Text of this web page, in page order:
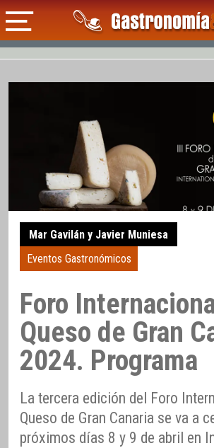
Mar Gavilán y Javier Muniesa
Eventos Gastronómicos
Foro
Queso de Gran
2024. Programa
La tercera edición del Foro
Queso de Gran Canaria se va a
próximos días 8 y 9 de abril en